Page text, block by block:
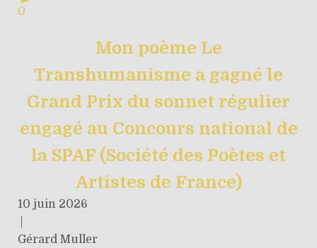
0
Mon poème Le
Transhumanisme a gagné le
Grand Prix du sonnet régulier
engagé au Concours national de
la SPAF (Société des Poètes et
Artistes de France)
10 juin 2026
Gérard Muller